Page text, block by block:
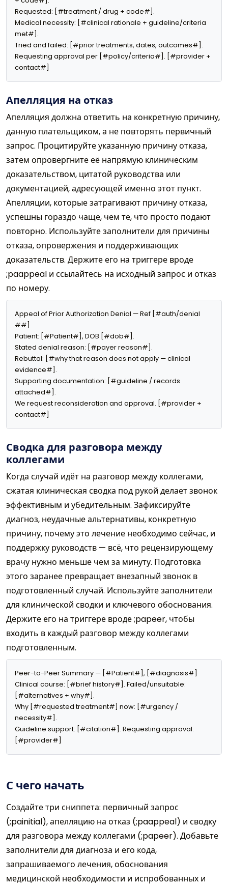
Requested: [#treatment / drug + code#].
Medical necessity: [#clinical rationale + guideline/criteria
met#].
Tried and failed: [#prior treatments, dates, outcomes#].
Requesting approval per [#policy/criteria#]. [#provider +
contact#]
Апелляция на отказ
Апелляция должна ответить на конкретную причину,
данную плательщиком, а не повторять первичный
запрос. Процитируйте указанную причину отказа,
затем опровергните её напрямую клиническим
доказательством, цитатой руководства или
документацией, адресующей именно этот пункт.
Апелляции, которые затрагивают причину отказа,
успешны гораздо чаще, чем те, что просто подают
повторно. Используйте заполнители для причины
отказа, опровержения и поддерживающих
доказательств. Держите его на триггере вроде
;paappeal и ссылайтесь на исходный запрос и отказ
по номеру.
Appeal of Prior Authorization Denial — Ref [#auth/denial
##]
Patient: [#Patient#], DOB [#dob#].
Stated denial reason: [#payer reason#].
Rebuttal: [#why that reason does not apply — clinical
evidence#].
Supporting documentation: [#guideline / records
attached#].
We request reconsideration and approval. [#provider +
contact#]
Сводка для разговора между
коллегами
Когда случай идёт на разговор между коллегами,
сжатая клиническая сводка под рукой делает звонок
эффективным и убедительным. Зафиксируйте
диагноз, неудачные альтернативы, конкретную
причину, почему это лечение необходимо сейчас, и
поддержку руководств — всё, что рецензирующему
врачу нужно меньше чем за минуту. Подготовка
этого заранее превращает внезапный звонок в
подготовленный случай. Используйте заполнители
для клинической сводки и ключевого обоснования.
Держите его на триггере вроде ;papeer, чтобы
входить в каждый разговор между коллегами
подготовленным.
Peer-to-Peer Summary — [#Patient#], [#diagnosis#]
Clinical course: [#brief history#]. Failed/unsuitable:
[#alternatives + why#].
Why [#requested treatment#] now: [#urgency /
necessity#].
Guideline support: [#citation#]. Requesting approval.
[#provider#]
С чего начать
Создайте три сниппета: первичный запрос
(;painitial), апелляцию на отказ (;paappeal) и сводку
для разговора между коллегами (;papeer). Добавьте
заполнители для диагноза и его кода,
запрашиваемого лечения, обоснования
медицинской необходимости и испробованных и